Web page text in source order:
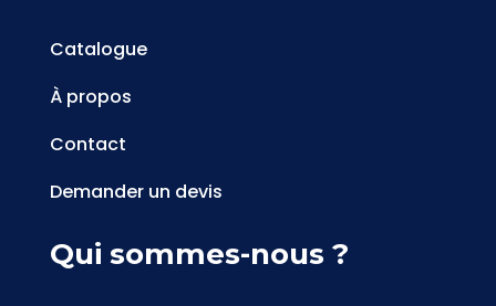
Catalogue
À propos
Contact
Demander un devis
Qui sommes-nous ?